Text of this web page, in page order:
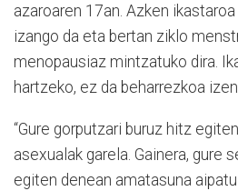
azaroaren 17an. Azken
izango da eta bertan ziklo
menopausiaz mintzatuko dira.
hartzeko, ez da beharrezkoa
“Gure gorputzari buruz hitz
asexualak garela. Gainera, gure
egiten denean amatasuna